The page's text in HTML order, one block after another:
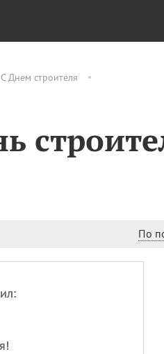
С Днем строителя
По